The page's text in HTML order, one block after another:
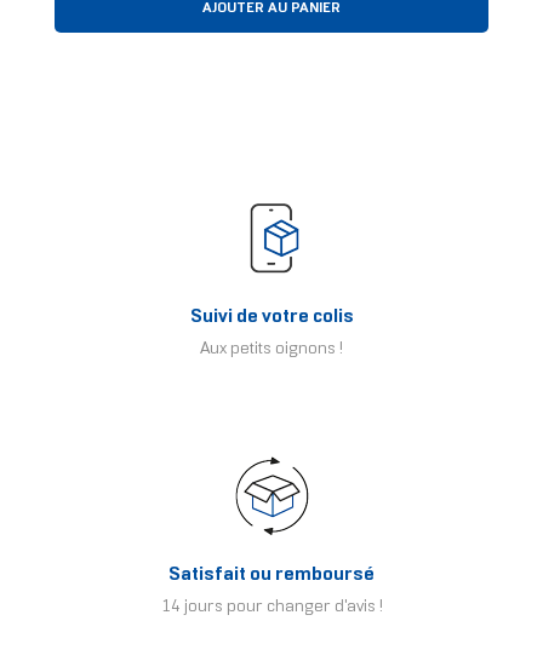
AJOUTER AU PANIER
Suivi de votre colis
Aux petits oignons !
Satisfait ou remboursé
14 jours pour changer d'avis !